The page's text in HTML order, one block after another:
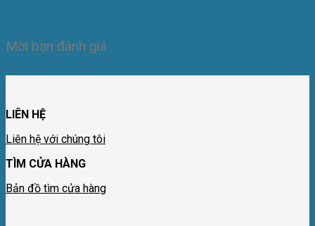
Mời bạn đánh giá
LIÊN HỆ
Liên hệ với chúng tôi
TÌM CỬA HÀNG
Bản đồ tìm cửa hàng